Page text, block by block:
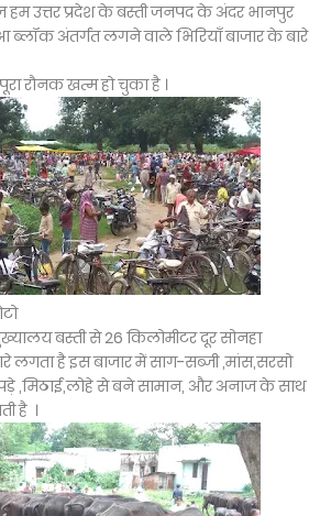
हम उत्तर प्रदेश के बस्ती जनपद के अंदर भानपुर
ब्लॉक अंतर्गत लगने वाले भिरियाँ बाजार के बारे
रौनक खत्म हो चुका है ।
बस्ती से 26 किलोमीटर दूर सोनहा
लगता है इस बाजार में साग-सब्जी ,मांस,सरसो
,मिठाई,लोहे से बने सामान, और अनाज के साथ
है ।